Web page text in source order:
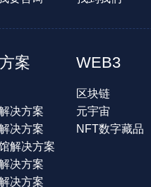
案
决方案
决方案
解决方案
决方案
决方案
WEB3
区块链
元宇宙
NFT数字藏品